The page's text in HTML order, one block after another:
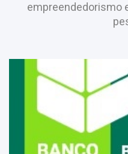
empreendedorismo